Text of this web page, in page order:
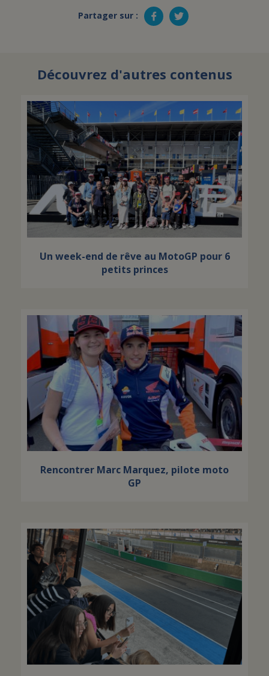
Partager sur :
Découvrez d'autres contenus
Un week-end de rêve au MotoGP pour 6
petits princes
Rencontrer Marc Marquez, pilote moto
GP